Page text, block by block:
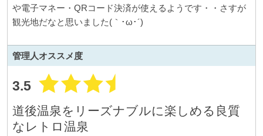
や電子マネー・QRコード決済が使えるようです・・さすが
観光地だなと思いました(｀･ω･´)
管理人オススメ度
3.5
道後温泉をリーズナブルに楽しめる良質
なレトロ温泉